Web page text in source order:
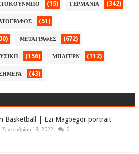
(15) ΓΕΡΜΑΝΙΑ (342)
(51)
ΜΕΤΑΓΡΑΦΕΣ (672)
(156) ΜΠΑΓΕΡΝ (112)
(43)
Basketball | Ezi Magbegor portrait
Σεπτεμβρίου 18, 2022 0